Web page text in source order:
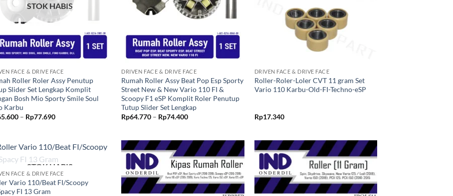
+
STOK HABIS
FACE & DRIVE FACE
Roller Roler Assy Penutup
Slider Set Lengkap Komplit
Bosh Mio Sporty Smile Soul
Karbu
– Rp77.690Rentang
Rp77.690
+
DRIVEN FACE & DRIVE FACE
Rumah Roller Assy Beat Pop Esp Sporty
Street New & New Vario 110 FI &
Scoopy F1 eSP Komplit Roler Penutup
Tutup Slider Set Lengkap
Rp64.770 – Rp74.400Rentang
Rp74.400
DRIVEN FACE & DRIVE FACE
Roller-Roler-Loler CVT 11 gram Set
Vario 110 Karbu-Old-FI-Techno-eSP
Rp17.340
+
STOK HABIS
FACE & DRIVE FACE
Vario 110/Beat FI/Scoopy
FI 13 Gram
Tambahkan
ke Wishlist
Tambahkan
ke Wishlist